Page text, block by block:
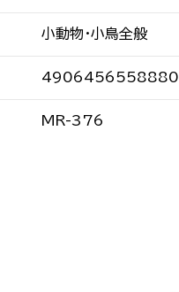
小動物・小鳥全般
4906456558880
MR-376